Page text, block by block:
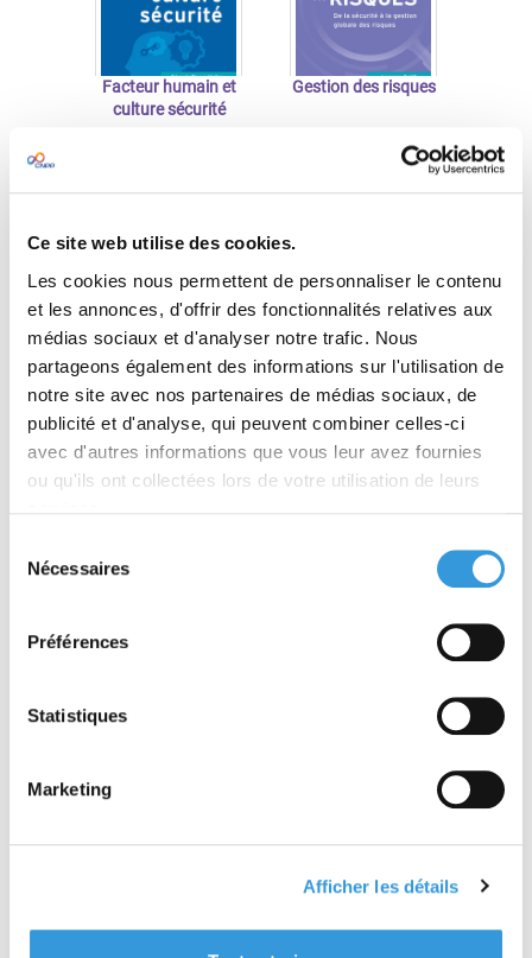
Ce site web utilise des cookies.
Les cookies nous permettent de personnaliser le contenu
et les annonces, d'offrir des fonctionnalités relatives aux
médias sociaux et d'analyser notre trafic. Nous
partageons également des informations sur l'utilisation de
notre site avec nos partenaires de médias sociaux, de
publicité et d'analyse, qui peuvent combiner celles-ci
avec d'autres informations que vous leur avez fournies
ou qu'ils ont collectées lors de votre utilisation de leurs
Nécessaires
Préférences
Statistiques
Marketing
Afficher les détails
Facteur humain et
culture sécurité
Découvrir
Gestion des risques
Évolution des
À partir de 29,00 €
Gestion de crise
6109 Expertise